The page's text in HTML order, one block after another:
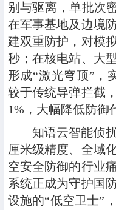
别与驱离，单批次
在军事基地及边境
建双重防护，对模
秒；在核电站、大
形成“激光穹顶”，
较于传统导弹拦截
1%，大幅降低防御
知语云智能侦
厘米级精度、全域
空安全防御的行业
系统正成为守护国
设施的“低空卫士”